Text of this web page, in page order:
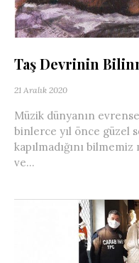
Taş Devrinin
21 Aralık 2020
Müzik dünyanın
binlerce yıl önce güzel
kapılmadığını
ve...